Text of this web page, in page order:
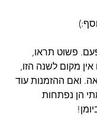
פשוט תראו,
מקום לשנה הזו,
ואם ההזמנות עוד
הן נפתחות